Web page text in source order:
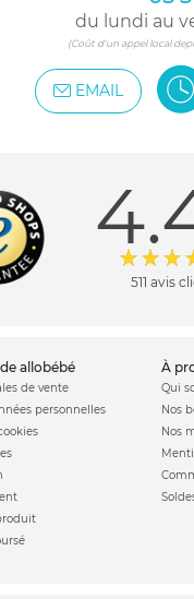
du lundi au
(Coût d'un appel local
EMAIL
511 avis
allobébé
de vente
personnelles
à
Qui
Nos
Nos